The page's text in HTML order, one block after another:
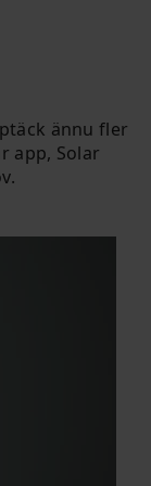
ännu fler
app, Solar